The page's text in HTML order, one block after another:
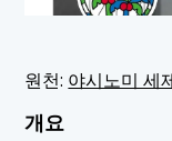
원천: 야시노미 세
개요